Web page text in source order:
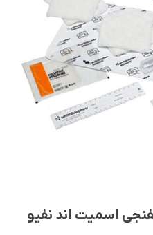
اسمیت اند نفیو